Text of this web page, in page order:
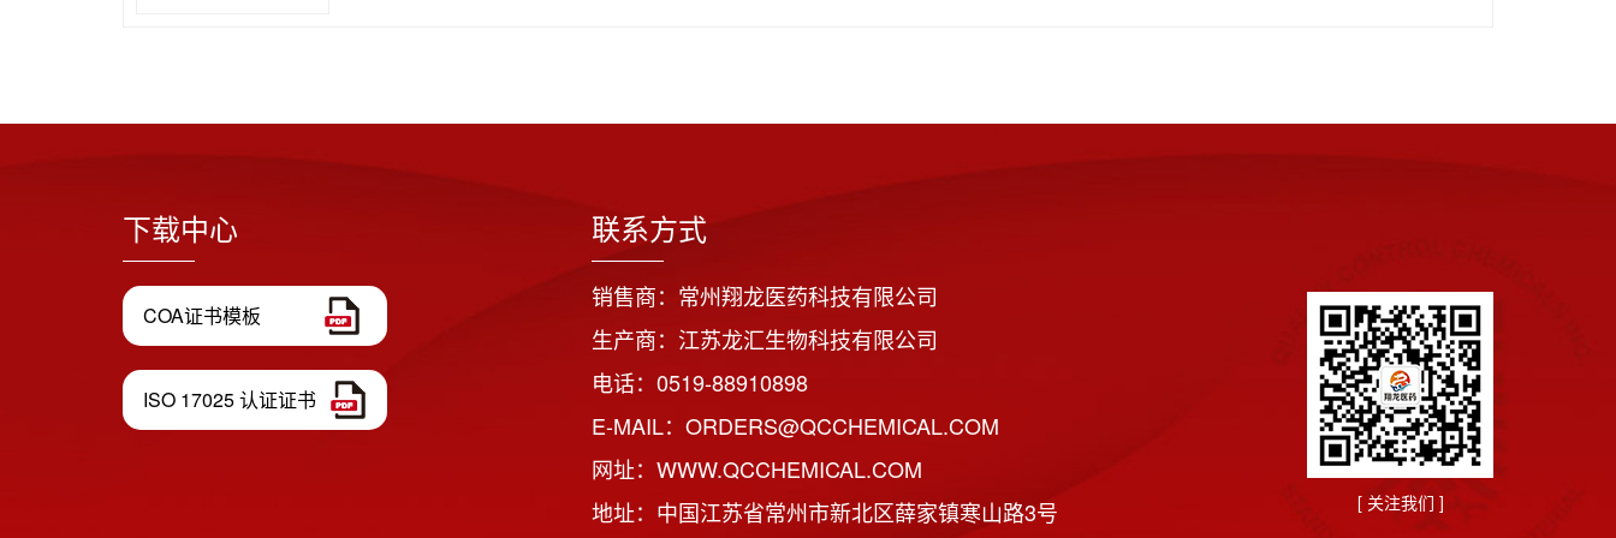
下载中心
COA证书模板
ISO 17025 认证证书
联系方式
销售商：常州翔龙医药科技有限公司
生产商：江苏龙汇生物科技有限公司
电话：0519-88910898
E-MAIL：ORDERS@QCCHEMICAL.COM
网址：WWW.QCCHEMICAL.COM
地址：中国江苏省常州市新北区薛家镇寒山路3号
[ 关注我们 ]